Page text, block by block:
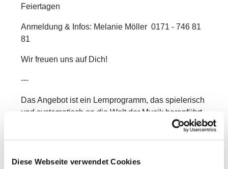
Diese Webseite verwendet Cookies
Feiertagen
Anmeldung & Infos: Melanie Möller 0171 - 746 81
81
Wir freuen uns auf Dich!
---
Das Angebot ist ein Lernprogramm, das spielerisch
und systematisch an die Welt der Musik heranführt.
In Kleingruppen entdecken die Kinder mit Freude